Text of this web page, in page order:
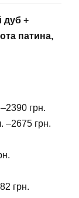
дуб +
патина,
грн.
–2675 грн.
грн.